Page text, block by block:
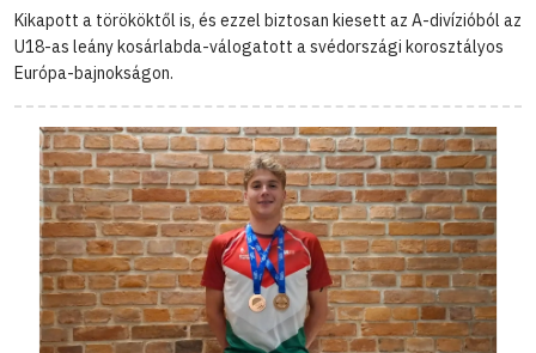
Kikapott a törököktől is, és ezzel biztosan kiesett az A-divízióból az
U18-as leány kosárlabda-válogatott a svédországi korosztályos
Európa-bajnokságon.